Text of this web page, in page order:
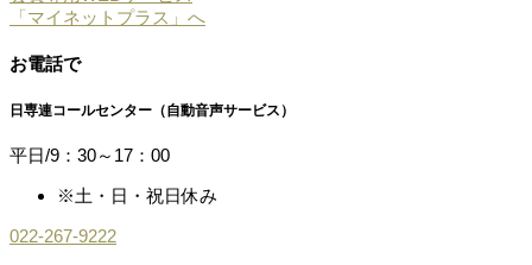
「マイネットプラス」へ
お電話で
日専連コールセンター（自動音声サービス）
平日/9：30～17：00
※土・日・祝日休み
022-267-9222